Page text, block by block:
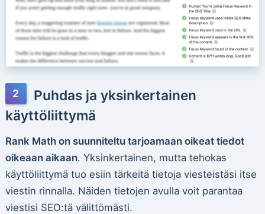
Puhdas ja yksinkertainen
käyttöliittymä
Rank Math on suunniteltu tarjoamaan oikeat tiedot
oikeaan aikaan. Yksinkertainen, mutta tehokas
käyttöliittymä tuo esiin tärkeitä tietoja viesteistäsi itse
viestin rinnalla. Näiden tietojen avulla voit parantaa
viestisi SEO:tä välittömästi.